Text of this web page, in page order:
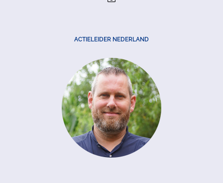
ACTIELEIDER NEDERLAND